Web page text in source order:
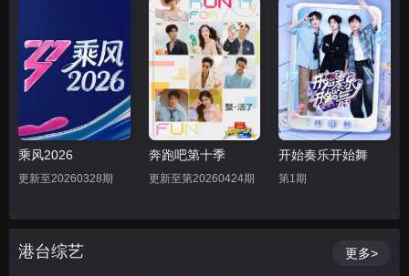
乘风2026
更新至20260328期
奔跑吧第十季
更新至第20260424期
开始奏乐开始舞
第1期
港台综艺 更多>